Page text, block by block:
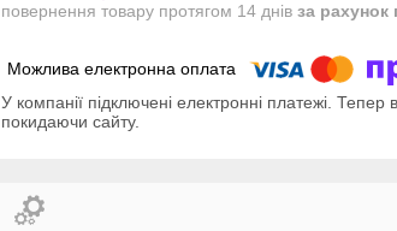
повернення товару протягом 14 днів за рахунок
У компанії підключені електронні платежі.
покидаючи сайту.